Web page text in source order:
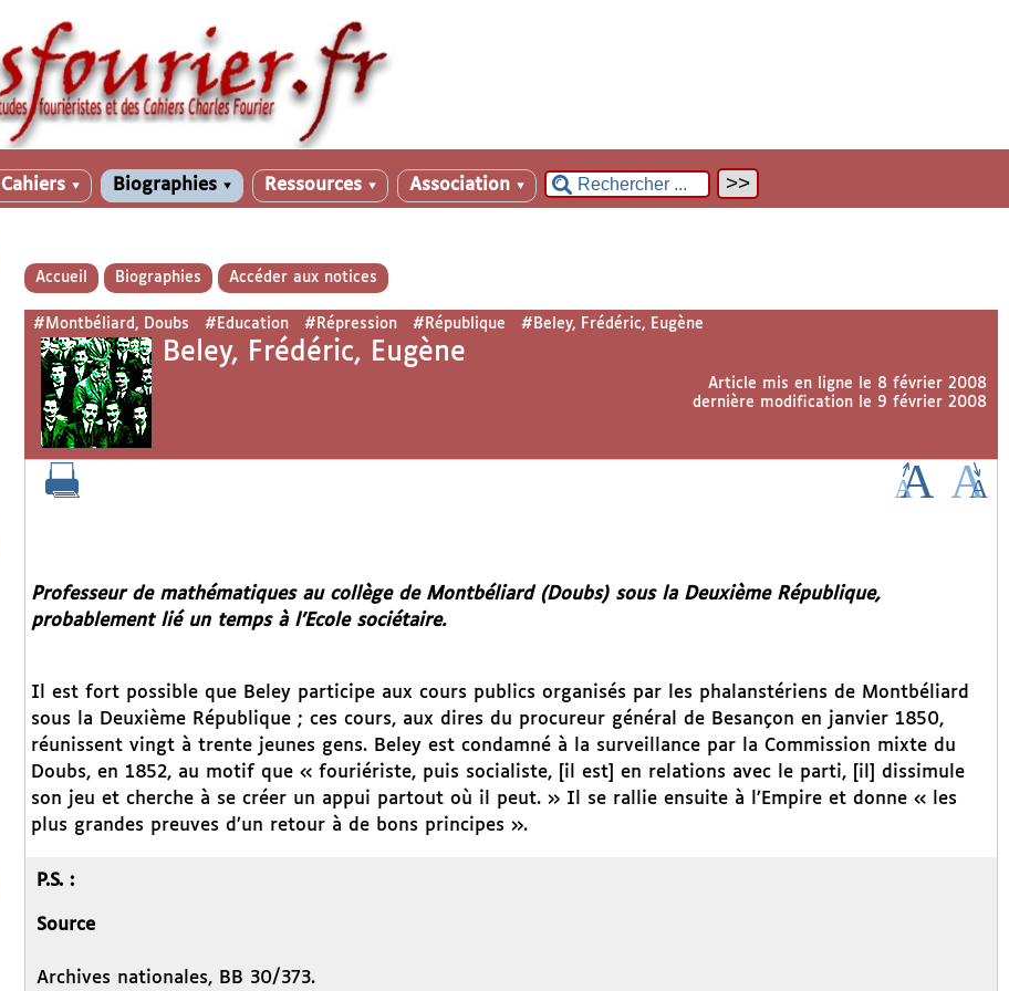
Cahiers ▼ Biographies ▼ Ressources ▼ Association ▼
Accueil Biographies Accéder aux notices
#Montbéliard, Doubs #Education #Répression #République #Beley, Frédéric, Eugène
Beley, Frédéric, Eugène
Article mis en ligne le 8 février 2008
dernière modification le 9 février 2008
Professeur de mathématiques au collège de Montbéliard (Doubs) sous la Deuxième République,
probablement lié un temps à l’Ecole sociétaire.
Il est fort possible que Beley participe aux cours publics organisés par les phalanstériens de Montbéliard
sous la Deuxième République ; ces cours, aux dires du procureur général de Besançon en janvier 1850,
réunissent vingt à trente jeunes gens. Beley est condamné à la surveillance par la Commission mixte du
Doubs, en 1852, au motif que « fouriériste, puis socialiste, [il est] en relations avec le parti, [il] dissimule
son jeu et cherche à se créer un appui partout où il peut. » Il se rallie ensuite à l’Empire et donne « les
plus grandes preuves d’un retour à de bons principes ».
P.S. :
Source
Archives nationales, BB 30/373.